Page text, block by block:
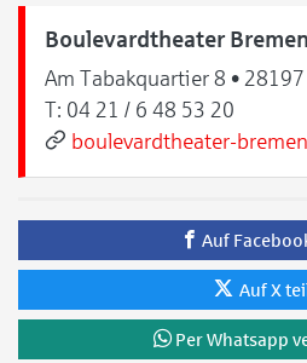
Boulevardtheater Bremen
Am Tabakquartier 8 •
T: 04 21 / 6 48 53 20
boulevardtheater-
Auf
Auf X
Per Whatsapp